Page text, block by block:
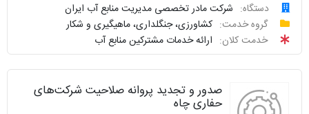
سامانه
خدمات
دولت
توافقنامه
نظرسنجی
دستگاه:
شرکت مادر تخصصی مدیریت منابع آب ایران
گروه خدمت:
کشاورزی، جنگلداری، ماهیگیری و شکار
خدمت کلان:
ارائه خدمات مشترکین منابع آب
درخواست
پیگیری
واحد
پاسخگو
صدور و تجدید پروانه صلاحیت شرکت‌های
حفاری چاه